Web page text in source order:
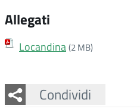
Allegati
Locandina(2 MB)
Condividi
Facebook
Twitter
Whatsapp